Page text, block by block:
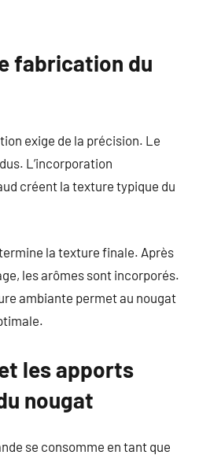
fabrication du
exige de la précision. Le
L’incorporation
créent la texture typique du
la texture finale. Après
les arômes sont incorporés.
ambiante permet au nougat
les apports
nougat
se consomme en tant que